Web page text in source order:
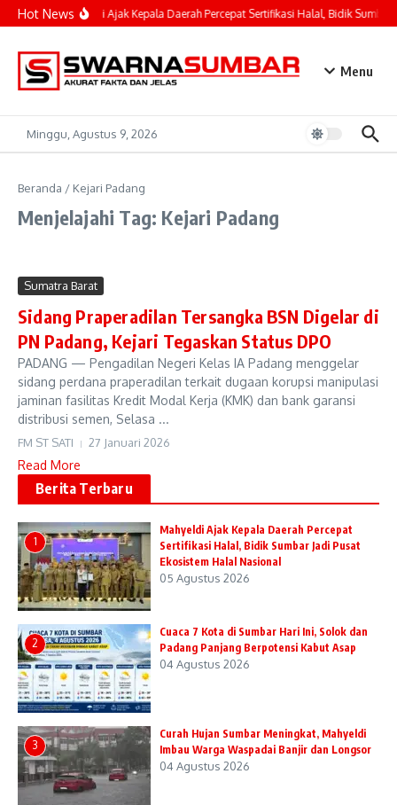
Lewati ke konten
Hot NewsMahyeldi Ajak Kepala Daerah Percepat Sertifikasi Halal, Bidik Sumbar
Menu
Minggu, Agustus 9, 2026
Beranda / Kejari Padang
Menjelajahi Tag: Kejari Padang
Sumatra Barat
Sidang Praperadilan Tersangka BSN Digelar di
PN Padang, Kejari Tegaskan Status DPO
PADANG — Pengadilan Negeri Kelas IA Padang menggelar
sidang perdana praperadilan terkait dugaan korupsi manipulasi
jaminan fasilitas Kredit Modal Kerja (KMK) dan bank garansi
distribusi semen, Selasa ...
FM ST SATI 27 Januari 2026
Read More
Berita Terbaru
1
Mahyeldi Ajak Kepala Daerah Percepat
Sertifikasi Halal, Bidik Sumbar Jadi Pusat
Ekosistem Halal Nasional
05 Agustus 2026
2
Cuaca 7 Kota di Sumbar Hari Ini, Solok dan
Padang Panjang Berpotensi Kabut Asap
04 Agustus 2026
3
Curah Hujan Sumbar Meningkat, Mahyeldi
Imbau Warga Waspadai Banjir dan Longsor
04 Agustus 2026